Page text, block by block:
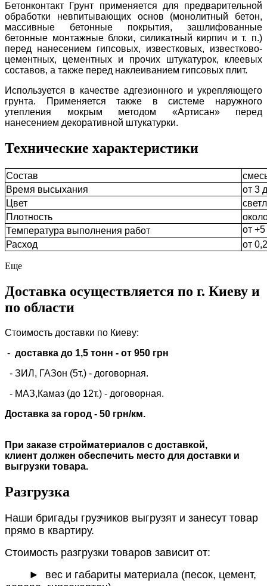
Бетонконтакт Грунт применяется для предварительной
обработки невпитывающих основ (монолитный бетон,
массивные бетонные покрытия, зашлифованные
бетонные монтажные блоки, силикатный кирпич и т. п.)
перед нанесением гипсовых, известковых, известково-
цементных, цементных и прочих штукатурок, клеевых
составов, а также перед наклеиванием гипсовых плит.
Используется в качестве адгезионного и укрепляющего
грунта. Применяется также в системе наружного
утепления мокрым методом «Артисан» перед
нанесением декоративной штукатурки.
Технические характеристики
Состав
Время высыхания
от 3
Цвет
Плотность
Температура выполнения работ
от
Расход
от
Еще
Доставка осуществляется по г. Киеву и
по области
Стоимость доставки по Киеву:
- доставка до 1,5 тонн - от 950 грн
- ЗИЛ, ГАЗон (5т.) - договорная.
- МАЗ,Камаз (до 12т.) - договорная.
Доставка за город - 50 грн/км.
При заказе стройматериалов с доставкой,
клиент должен обеспечить место для доставки и
выгрузки товара.
Разгрузка
Наши бригады грузчиков выгрузят и занесут товар
прямо в квартиру.
Стоимость разгрузки товаров зависит от:
►
вес и габариты материала (песок, цемент,